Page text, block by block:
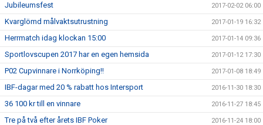
Jubileumsfest 2017-02-02 06:00
Kvarglömd målvaktsutrustning 2017-01-19 16:32
Herrmatch idag klockan 15:00 2017-01-14 09:36
Sportlovscupen 2017 har en egen hemsida 2017-01-12 17:30
P02 Cupvinnare i Norrköping!! 2017-01-08 18:49
IBF-dagar med 20 % rabatt hos Intersport 2016-11-30 18:30
36 100 kr till en vinnare 2016-11-27 18:45
Tre på två efter årets IBF Poker 2016-11-24 18:00